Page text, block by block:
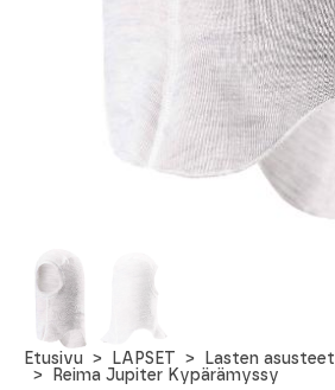
Etusivu LAPSET Lasten asusteet
Reima Jupiter Kypärämyssy